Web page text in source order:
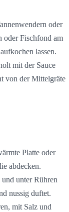
oder
oder Fischfond am
lassen.
mit der Sauce
von der Mittelgräte
Platte oder
abdecken.
unter Rühren
nussig duftet.
mit Salz und